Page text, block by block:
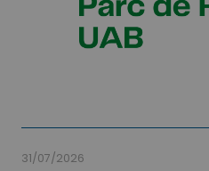
31/07/2026